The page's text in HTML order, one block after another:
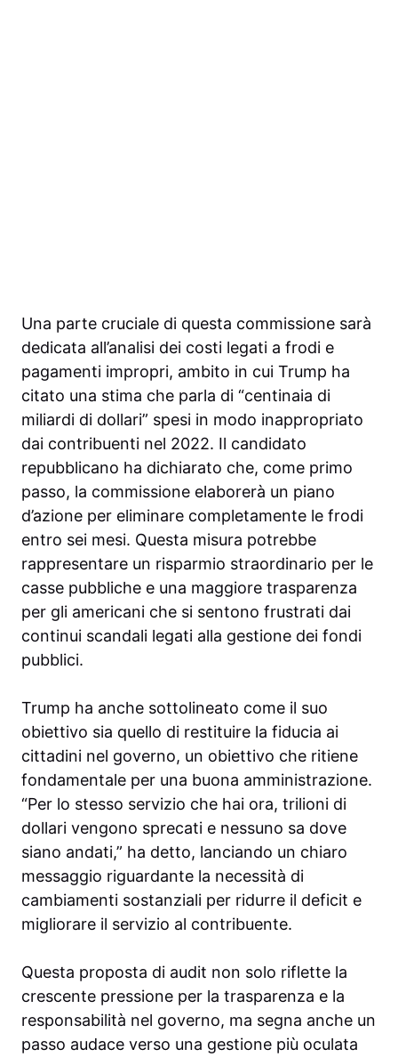
Una parte cruciale di questa commissione sarà
dedicata all’analisi dei costi legati a frodi e
pagamenti impropri, ambito in cui Trump ha
citato una stima che parla di “centinaia di
miliardi di dollari” spesi in modo inappropriato
dai contribuenti nel 2022. Il candidato
repubblicano ha dichiarato che, come primo
passo, la commissione elaborerà un piano
d’azione per eliminare completamente le frodi
entro sei mesi. Questa misura potrebbe
rappresentare un risparmio straordinario per le
casse pubbliche e una maggiore trasparenza
per gli americani che si sentono frustrati dai
continui scandali legati alla gestione dei fondi
pubblici.
Trump ha anche sottolineato come il suo
obiettivo sia quello di restituire la fiducia ai
cittadini nel governo, un obiettivo che ritiene
fondamentale per una buona amministrazione.
“Per lo stesso servizio che hai ora, trilioni di
dollari vengono sprecati e nessuno sa dove
siano andati,” ha detto, lanciando un chiaro
messaggio riguardante la necessità di
cambiamenti sostanziali per ridurre il deficit e
migliorare il servizio al contribuente.
Questa proposta di audit non solo riflette la
crescente pressione per la trasparenza e la
responsabilità nel governo, ma segna anche un
passo audace verso una gestione più oculata